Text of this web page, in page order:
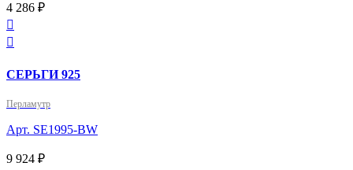
4 286 ₽


СЕРЬГИ 925
Перламутр
Арт. SE1995-BW
9 924 ₽